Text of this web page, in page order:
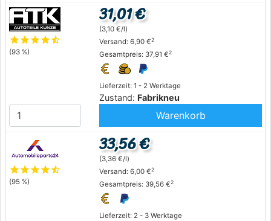
starstarstarstarstar_half
(93 %)
Lieferzeit: 1 - 2 Werktage
Zustand: Fabrikneu
31,01 €
(3,10 €/l)
Versand: 6,90 €2
Gesamtpreis: 37,91 €2
Warenkorb
starstarstarstarstar_half
(95 %)
Lieferzeit: 2 - 3 Werktage
33,56 €
(3,36 €/l)
Versand: 6,00 €2
Gesamtpreis: 39,56 €2